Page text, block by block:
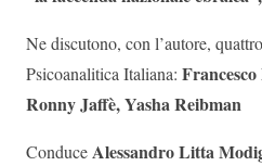
Ne discutono, con l’autore,
Psicoanalitica Italiana:
Ronny Jaffè,Yasha Reibman
ConduceAlessandro Litta